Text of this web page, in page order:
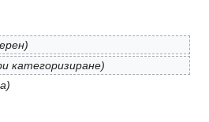
категоризиране)